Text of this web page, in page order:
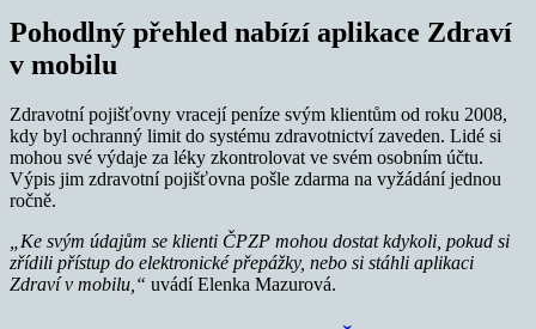
Pohodlný přehled nabízí aplikace Zdraví
v mobilu
Zdravotní pojišťovny vracejí peníze svým klientům od roku 2008,
kdy byl ochranný limit do systému zdravotnictví zaveden. Lidé si
mohou své výdaje za léky zkontrolovat ve svém osobním účtu.
Výpis jim zdravotní pojišťovna pošle zdarma na vyžádání jednou
ročně.
„Ke svým údajům se klienti ČPZP mohou dostat kdykoli, pokud si
zřídili přístup do elektronické přepážky, nebo si stáhli aplikaci
Zdraví v mobilu,“ uvádí Elenka Mazurová.